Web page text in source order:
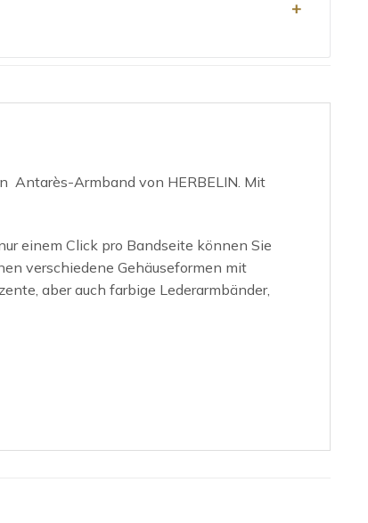
Antarès-Armband von HERBELIN. Mit
einem Click pro Bandseite können Sie
verschiedene Gehäuseformen mit
aber auch farbige Lederarmbänder,